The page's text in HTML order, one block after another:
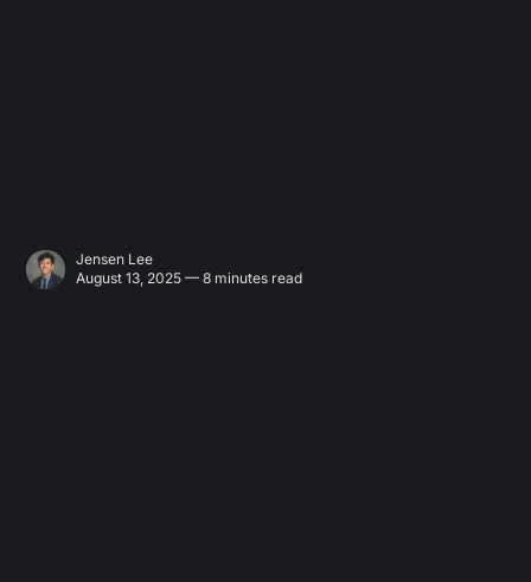
Jensen Lee
August 13, 2025 — 8 minutes read